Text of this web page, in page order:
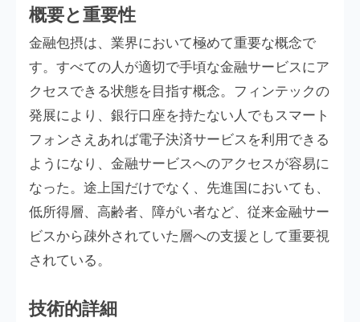
概要と重要性
金融包摂は、業界において極めて重要な概念で
す。すべての人が適切で手頃な金融サービスにア
クセスできる状態を目指す概念。フィンテックの
発展により、銀行口座を持たない人でもスマート
フォンさえあれば電子決済サービスを利用できる
ようになり、金融サービスへのアクセスが容易に
なった。途上国だけでなく、先進国においても、
低所得層、高齢者、障がい者など、従来金融サー
ビスから疎外されていた層への支援として重要視
されている。
技術的詳細